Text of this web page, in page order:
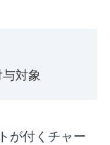
対象
が付くチャー